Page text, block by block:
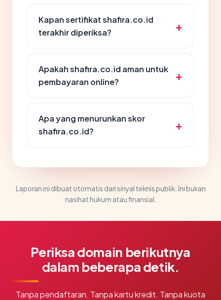
Kapan sertifikat shafira.co.id
terakhir diperiksa?
Apakah shafira.co.id aman untuk
pembayaran online?
Apa yang menurunkan skor
shafira.co.id?
Laporan ini dibuat otomatis dari sinyal teknis publik. Ini bukan
nasihat hukum atau finansial.
Periksa domain berikutnya
dalam beberapa detik.
Tanpa pendaftaran. Tanpa kartu kredit. Tanpa kuota